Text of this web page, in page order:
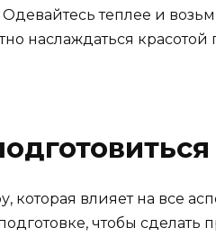
теплее и
наслаждаться
влияет на все
чтобы сделать